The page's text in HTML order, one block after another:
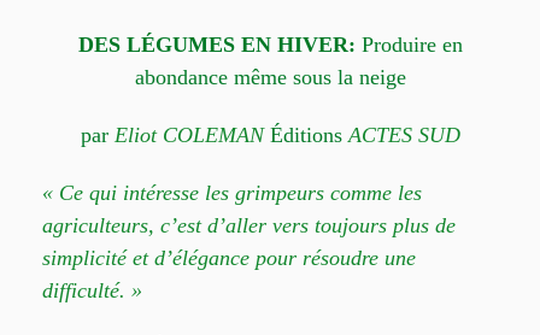
DES LÉGUMES EN HIVER: Produire en
abondance même sous la neige
par Eliot COLEMAN ÉditionsACTES SUD
« Ce qui intéresse les grimpeurs comme les
agriculteurs, c’est d’aller vers toujours plus de
simplicité et d’élégance pour résoudre une
difficulté. »